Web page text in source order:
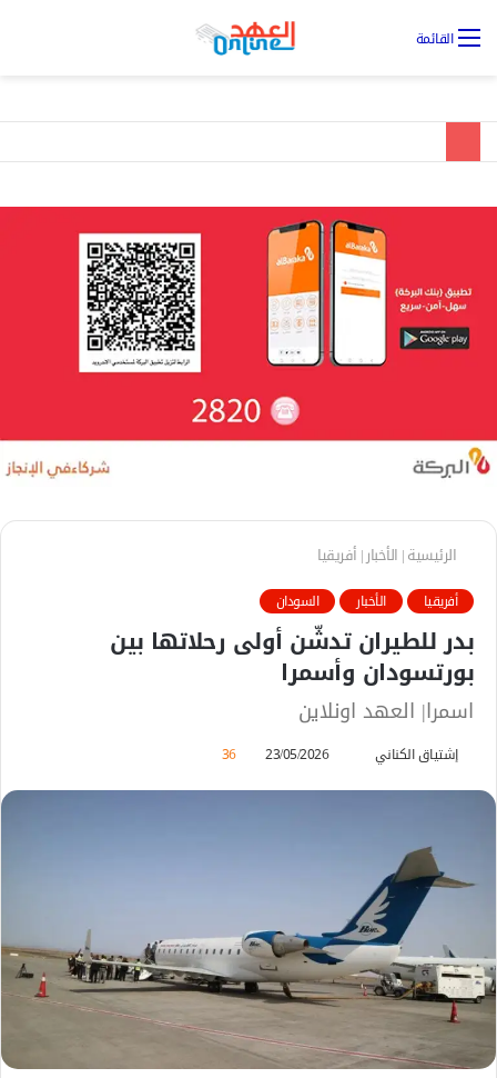
القائمة
الرئيسية| الأخبار| أفريقيا
أفريقيا الأخبار السودان
بدر للطيران تدشّن أولى رحلاتها بين
بورتسودان وأسمرا
اسمرا| العهد اونلاين
إشتياق الكناني
ي
د
ا
إ
ك
23/05/2026
36